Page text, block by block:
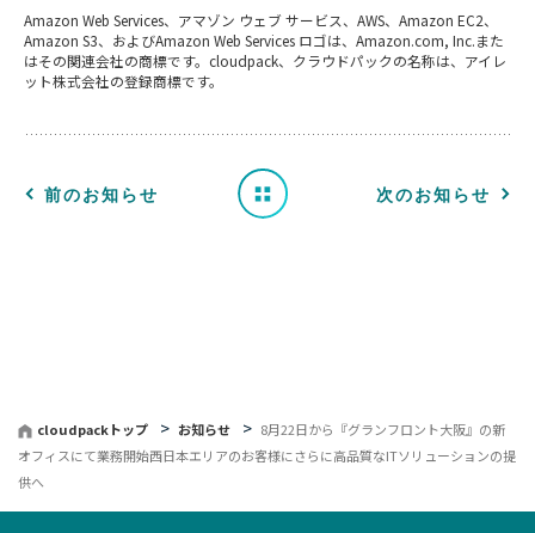
Amazon Web Services、アマゾン ウェブ サービス、AWS、Amazon EC2、
Amazon S3、およびAmazon Web Services ロゴは、Amazon.com, Inc.また
はその関連会社の商標です。cloudpack、クラウドパックの名称は、アイレ
ット株式会社の登録商標です。
前のお知らせ
知
せ
一 次のお知らせ
cloudpackトップ お知らせ
8月22日から『グランフロント大阪』の新
オフィスにて業務開始西日本エリアのお客様にさらに高品質なITソリューションの提
供へ